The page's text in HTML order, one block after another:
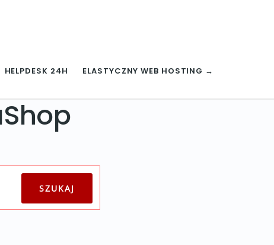
HELPDESK 24H ELASTYCZNY WEB HOSTING →